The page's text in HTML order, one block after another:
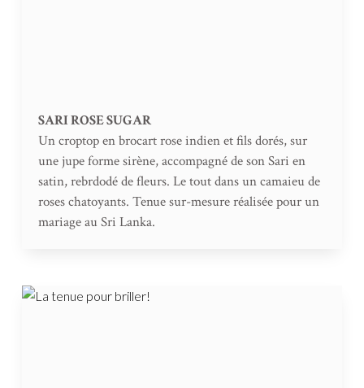
SARI ROSE SUGAR
Un croptop en brocart rose indien et fils dorés, sur
une jupe forme sirène, accompagné de son Sari en
satin, rebrdodé de fleurs. Le tout dans un camaieu de
roses chatoyants. Tenue sur-mesure réalisée pour un
mariage au Sri Lanka.